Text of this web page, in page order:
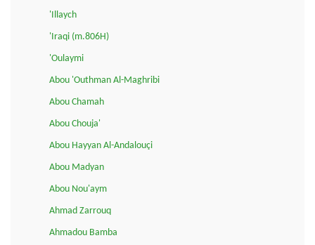
'Illaych
'Iraqi (m.806H)
'Oulaymi
Abou 'Outhman Al-Maghribi
Abou Chamah
Abou Chouja'
Abou Hayyan Al-Andalouçi
Abou Madyan
Abou Nou'aym
Ahmad Zarrouq
Ahmadou Bamba